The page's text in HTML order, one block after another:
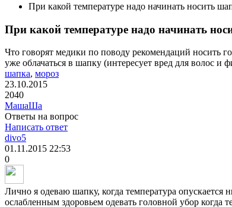
При какой температуре надо начинать носить
При какой температуре надо начинать
Что говорят медики по поводу рекомендаций носить
уже облачаться в шапку (интересует вред для волос и
шапка, мороз
23.10.2015
2040
MaшаШа
Ответы на вопрос
Написать ответ
divo5
01.11.2015 22:53
0
Лично я одеваю шапку, когда температура
ослабленным здоровьем одевать головной убор когда